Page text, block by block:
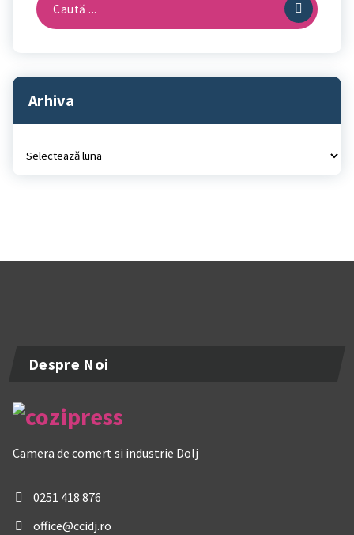
după:
Arhiva
Despre Noi
Camera de comert si industrie Dolj
0251 418 876
office@ccidj.ro